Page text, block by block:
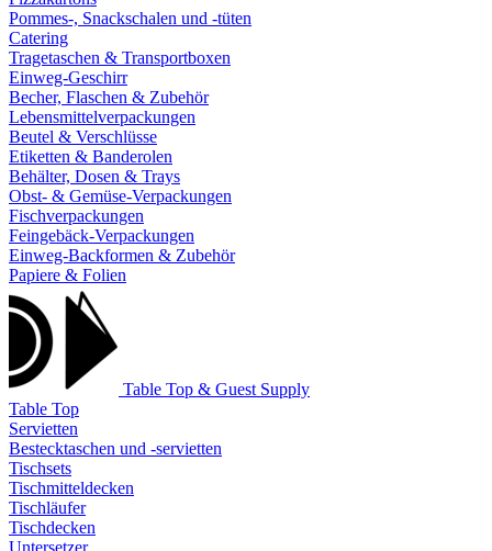
Pommes-, Snackschalen und -tüten
Catering
Tragetaschen & Transportboxen
Einweg-Geschirr
Becher, Flaschen & Zubehör
Lebensmittelverpackungen
Beutel & Verschlüsse
Etiketten & Banderolen
Behälter, Dosen & Trays
Obst- & Gemüse-Verpackungen
Fischverpackungen
Feingebäck-Verpackungen
Einweg-Backformen & Zubehör
Papiere & Folien
Table Top & Guest Supply
Table Top
Servietten
Bestecktaschen und -servietten
Tischsets
Tischmitteldecken
Tischläufer
Tischdecken